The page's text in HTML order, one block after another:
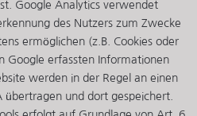
Google Analytics verwendet
des Nutzers zum Zwecke
ermöglichen (z.B. Cookies oder
Google erfassten Informationen
werden in der Regel an einen
übertragen und dort gespeichert.